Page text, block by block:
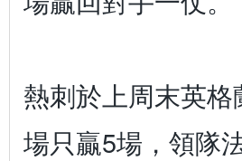
熱刺於上周末英
場只贏5場，領隊